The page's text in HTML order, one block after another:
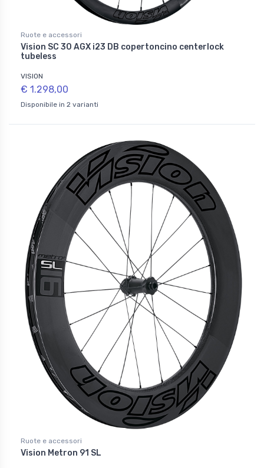
Ruote e accessori
Vision SC 30 AGX i23 DB copertoncino centerlock
tubeless
VISION
€ 1.298,00
Disponibile in 2 varianti
Ruote e accessori
Vision Metron 91 SL